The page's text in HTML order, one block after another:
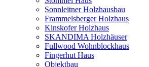
Sonnleitner Holzhausbau
Frammelsberger Holzhaus
Kinskofer Holzhaus
SKANDIMA Holzhäuser
Fullwood Wohnblockhaus
Fingerhut Haus
Objektbau